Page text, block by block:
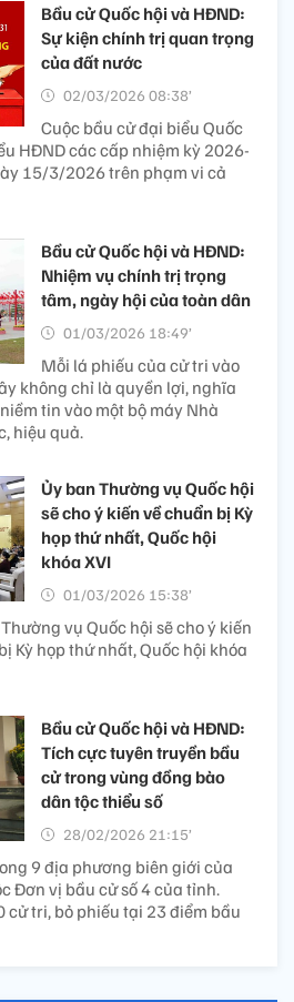
Bầu cử Quốc hội và HĐND:
Sự kiện chính trị quan trọng
của đất nước
02/03/2026 08:38’
Cuộc bầu cử đại biểu Quốc
HĐND các cấp nhiệm kỳ 2026-
15/3/2026 trên phạm vi cả
Bầu cử Quốc hội và HĐND:
Nhiệm vụ chính trị trọng
tâm, ngày hội của toàn dân
01/03/2026 18:49’
Mỗi lá phiếu của cử tri vào
không chỉ là quyền lợi, nghĩa
tin vào một bộ máy Nhà
hiệu quả.
Ủy ban Thường vụ Quốc hội
sẽ cho ý kiến về chuẩn bị Kỳ
họp thứ nhất, Quốc hội
khóa XVI
01/03/2026 15:38’
vụ Quốc hội sẽ cho ý kiến
Kỳ họp thứ nhất, Quốc hội khóa
Bầu cử Quốc hội và HĐND:
Tích cực tuyên truyền bầu
cử trong vùng đồng bào
dân tộc thiểu số
28/02/2026 21:15’
9 địa phương biên giới của
Đơn vị bầu cử số 4 của tỉnh.
cử tri, bỏ phiếu tại 23 điểm bầu